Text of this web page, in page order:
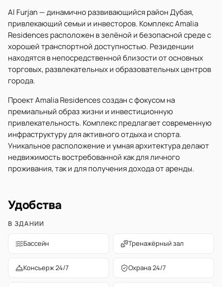
Al Furjan — динамично развивающийся район Дубая,
привлекающий семьи и инвесторов. Комплекс Amalia
Residences расположен в зелёной и безопасной среде с
хорошей транспортной доступностью. Резиденции
находятся в непосредственной близости от основных
торговых, развлекательных и образовательных центров
города.
Проект Amalia Residences создан с фокусом на
премиальный образ жизни и инвестиционную
привлекательность. Комплекс предлагает современную
инфраструктуру для активного отдыха и спорта.
Уникальное расположение и умная архитектура делают
недвижимость востребованной как для личного
проживания, так и для получения дохода от аренды.
Удобства
В ЗДАНИИ
Бассейн Тренажёрный зал
Консьерж 24/7 Охрана 24/7